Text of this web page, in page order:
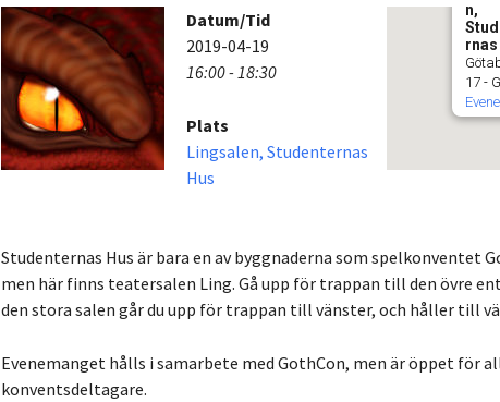
n,
rnas
17 -
Datum/Tid
2019-04-19
16:00 - 18:30
Plats
Lingsalen, Studenternas
Hus
Studenternas Hus är bara en av byggnaderna som spelkonventet
men här finns teatersalen Ling. Gå upp för trappan till den övre
den stora salen går du upp för trappan till vänster, och håller till
Evenemanget hålls i samarbete med GothCon, men är öppet för
konventsdeltagare.